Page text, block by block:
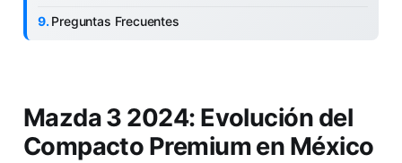
Preguntas Frecuentes
Mazda 3 2024: Evolución del
Compacto Premium en México